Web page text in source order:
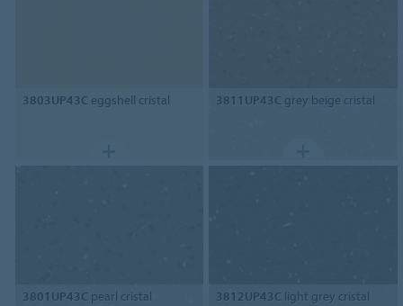
3803UP43C eggshell cristal 3811UP43C grey beige cristal
3801UP43C pearl cristal 3812UP43C light grey cristal